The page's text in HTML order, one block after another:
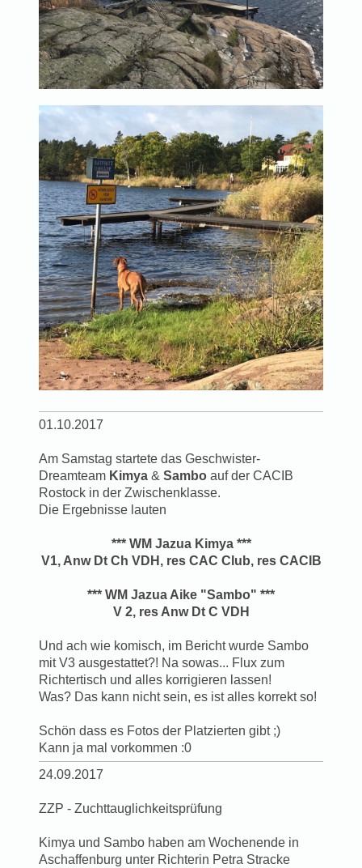
01.10.2017
Am Samstag startete das Geschwister-
Dreamteam Kimya & Sambo auf der CACIB
Rostock in der Zwischenklasse.
Die Ergebnisse lauten
*** WM Jazua Kimya ***
V1, Anw Dt Ch VDH, res CAC Club, res CACIB
*** WM Jazua Aike "Sambo" ***
V 2, res Anw Dt C VDH
Und ach wie komisch, im Bericht wurde Sambo
mit V3 ausgestattet?! Na sowas... Flux zum
Richtertisch und alles korrigieren lassen!
Was? Das kann nicht sein, es ist alles korrekt so!
Schön dass es Fotos der Platzierten gibt ;)
Kann ja mal vorkommen :0
24.09.2017
ZZP - Zuchttauglichkeitsprüfung
Kimya und Sambo haben am Wochenende in
Aschaffenburg unter Richterin Petra Stracke